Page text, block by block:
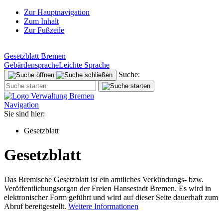
Zur Hauptnavigation
Zum Inhalt
Zur Fußzeile
Gesetzblatt Bremen
GebärdenspracheLeichte Sprache
Suche:
Navigation
Sie sind hier:
Gesetzblatt
Gesetzblatt
Das Bremische Gesetzblatt ist ein amtliches Verkündungs- bzw.
Veröffentlichungsorgan der Freien Hansestadt Bremen. Es wird in
elektronischer Form geführt und wird auf dieser Seite dauerhaft zum
Abruf bereitgestellt. Weitere Informationen